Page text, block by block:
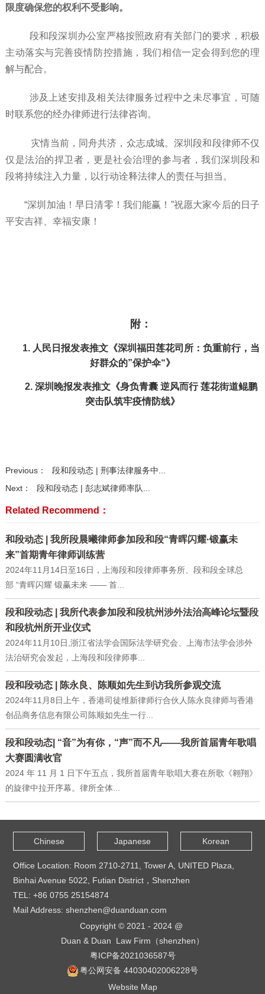
限度确保您的权利不受影响。
段和段深圳办公室严格按照政府有关部门的要求，积极
主动落实与完善疫情防控措施，我们相信一定会得到您的理
解与配合。
涉及上述安排及相关法律服务过程中之未尽事宜，可随
时联系您的经办律师进行法律咨询。
灾情当前，同舟共济，众志成城。深圳段和段律师不仅
仅是法治的捍卫者，更是社会治理的参与者，我们深圳段和
段将持续注入力量，以行动诠释法律人的责任与担当。
“深圳加油！早日清零！我们能赢！”祝愿大家今后的日子
平安吉祥、幸福安康！
附：
1. 人民日报发表推文《深圳福田莲花司所：负重前行，当
好群众的”保护伞“》
2. 深圳晚报发表推文《身负青囊 逆风而行 莲花街道鲲鹏
突击队筑牢疫情防线》
Previous：
段和段动态 | 刑事法律服务中...
Next：
段和段动态 | 彭志斌律师率队...
Related Recommend：
和段动态 | 我所段晨曦律师参加段和段“青晖闪耀·锻赢未
来”首期青年律师训练营
2024年11月14日至16日，上海段和段律师事务所、段和段全球总
部 “青晖闪耀 锻赢未来 —— 首...
段和段动态 | 我所代表参加段和段杭州涉外法治高峰论坛暨段
和段杭州所开业仪式
2024年11月10日,浙江省法学会国际法学研究会、上海市法学会涉外
法治研究会发起，上海段和段律师事...
段和段动态 | 陈永良、陈顺如先生到访我所参观交流
2024年11月8日上午，香港司徒维新律师行合伙人陈永良律师与香港
创品商务信息有限公司陈顺如先生一行...
段和段动态| “音”为有你，“声”而不凡——我所首届青年歌唱
大赛圆满收官
2024 年 11 月 1 日下午五点，我所首届青年歌唱大赛在所歌《翱翔》
的旋律中拉开序幕。律所全体...
Chinese Japanese Korean
Office Location: Room 2710-2711, Tower A, UNITED Plaza,
Binhai Avenue 5022, Futian District，Shenzhen
TEL: +86 0755 25154874
Mail Address: shenzhen@duanduan.com
Copyright © 2021 - 2024 @
Duan & Duan Law Firm（shenzhen）
粤ICP备2021036587号
粤公网安备 44030402006228号
Website Map